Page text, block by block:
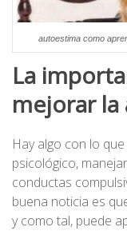
autoestima como
La
mejorar
Hay algo con lo
psicológico,
conductas
buena noticia es
y como tal, puede